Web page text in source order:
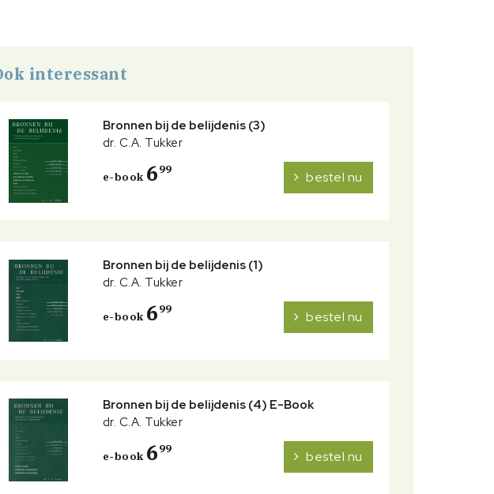
en geschreven
interessant
Bronnen bij de belijdenis (3)
dr. C.A. Tukker
e-book 699 bestel nu
Bronnen bij de belijdenis (1)
dr. C.A. Tukker
e-book 699 bestel nu
Bronnen bij de belijdenis (4) E-Book
dr. C.A. Tukker
e-book 699 bestel nu